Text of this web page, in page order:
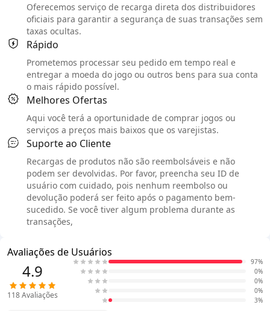
Oferecemos serviço de recarga direta dos distribuidores
oficiais para garantir a segurança de suas transações sem
taxas ocultas.
Rápido
Prometemos processar seu pedido em tempo real e
entregar a moeda do jogo ou outros bens para sua conta
o mais rápido possível.
Melhores Ofertas
Aqui você terá a oportunidade de comprar jogos ou
serviços a preços mais baixos que os varejistas.
Suporte ao Cliente
Recargas de produtos não são reembolsáveis e não
podem ser devolvidas. Por favor, preencha seu ID de
usuário com cuidado, pois nenhum reembolso ou
devolução poderá ser feito após o pagamento bem-
sucedido. Se você tiver algum problema durante as
transações,
Avaliações de Usuários
4.9
118Avaliações
97%
0%
0%
0%
3%